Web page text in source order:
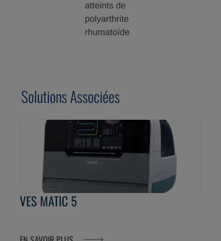
atteints de
polyarthrite
rhumatoïde
Solutions Associées
VES MATIC 5